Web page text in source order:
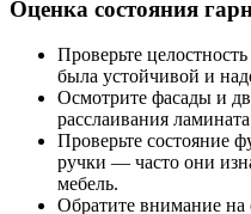
Оценка состояния
Проверьте
была устойчивой и
Осмотрите фасады и
расслаивания
Проверьте состояние
ручки — часто они
мебель.
Обратите внимание на